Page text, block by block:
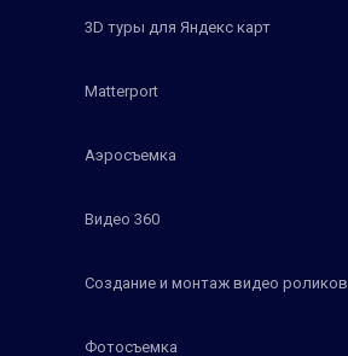
3D туры для Яндекс карт
Matterport
Аэросъемка
Видео 360
Создание и монтаж видео роликов
Фотосъемка